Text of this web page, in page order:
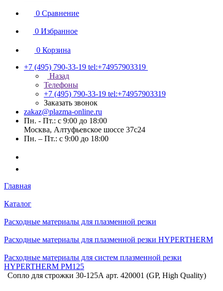
0 Сравнение
0 Избранное
0 Корзина
+7 (495) 790-33-19 tel:+74957903319
Назад
Телефоны
+7 (495) 790-33-19 tel:+74957903319
Заказать звонок
zakaz@plazma-online.ru
Пн. - Пт.: с 9:00 до 18:00
Москва, Алтуфьевское шоссе 37с24
Пн. – Пт.: с 9:00 до 18:00
Главная
Каталог
Расходные материалы для плазменной резки
Расходные материалы для плазменной резки HYPERTHERM
Расходные материалы для систем плазменной резки
HYPERTHERM PM125
Сопло для строжки 30-125А арт. 420001 (GP, High Quality)